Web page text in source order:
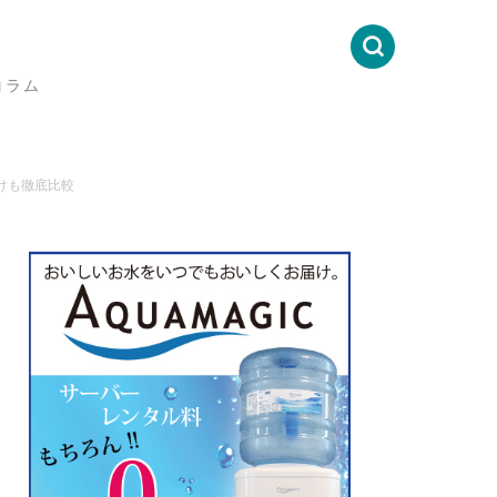
ラム
も徹底比較